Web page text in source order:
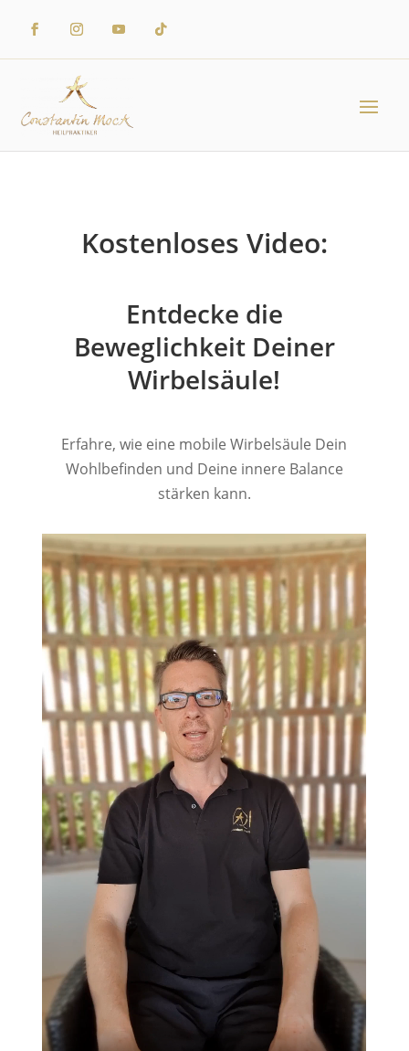
Kostenloses Video:
Entdecke die
Beweglichkeit Deiner
Wirbelsäule!
Erfahre, wie eine mobile Wirbelsäule Dein
Wohlbefinden und Deine innere Balance
stärken kann.